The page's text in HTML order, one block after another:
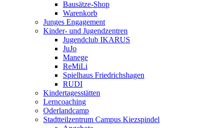
Bausätze-Shop
Warenkorb
Junges Engagement
Kinder- und Jugendzentren
Jugendclub IKARUS
JuJo
Manege
ReMiLi
Spielhaus Friedrichshagen
RUDI
Kindertagesstätten
Lerncoaching
Oderlandcamp
Stadtteilzentrum Campus Kiezspindel